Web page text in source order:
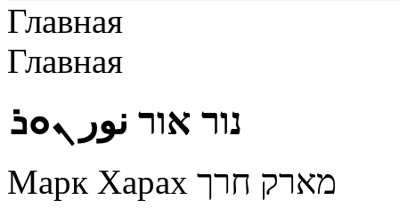
Главная
Главная
נור אור نور ܢܘܪ
Марк Харах מארק חרך